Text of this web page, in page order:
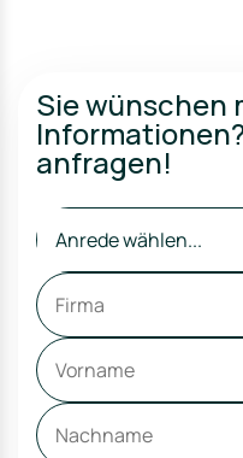
Sie wünschen
anfragen!
Anrede wählen...